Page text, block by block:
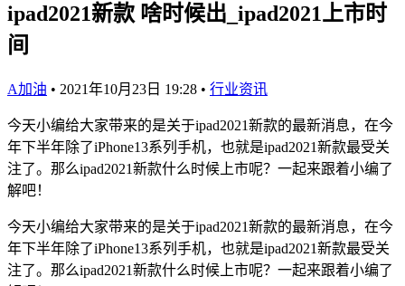
ipad2021新款 啥时候出_ipad2021上市时
间
A加油 • 2021年10月23日 19:28 • 行业资讯
今天小编给大家带来的是关于ipad2021新款的最新消息，在今
年下半年除了iPhone13系列手机，也就是ipad2021新款最受关
注了。那么ipad2021新款什么时候上市呢？一起来跟着小编了
解吧！
今天小编给大家带来的是关于ipad2021新款的最新消息，在今
年下半年除了iPhone13系列手机，也就是ipad2021新款最受关
注了。那么ipad2021新款什么时候上市呢？一起来跟着小编了